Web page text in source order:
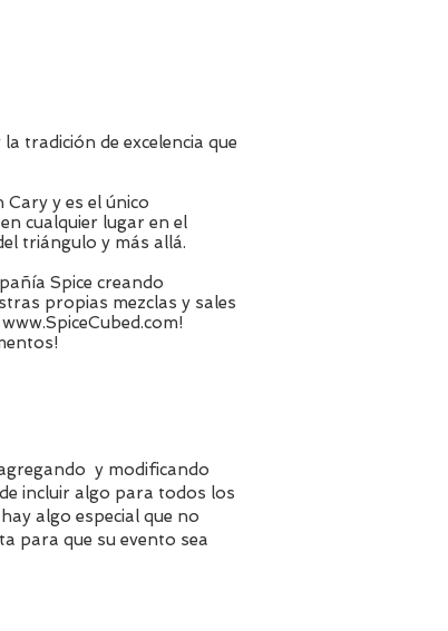
tradición de excelencia que
Cary y es el único
cualquier lugar en el
triángulo y más allá.
Spice creando
propias mezclas y sales
www.SpiceCubed.com!
y modificando
incluir algo para todos los
algo especial que no
para que su evento sea